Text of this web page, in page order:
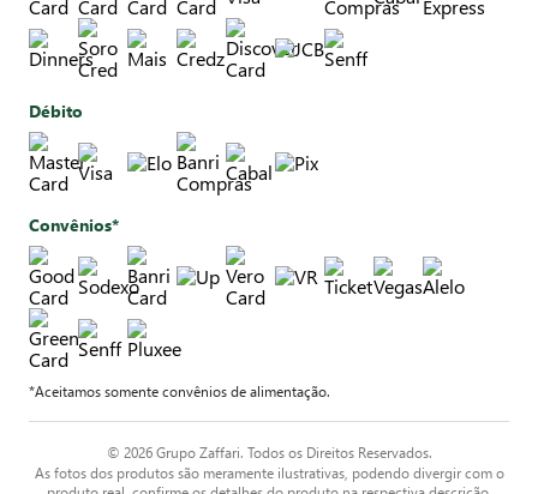
Débito
Convênios*
*Aceitamos somente convênios de alimentação.
© 2026 Grupo Zaffari. Todos os Direitos Reservados.
As fotos dos produtos são meramente ilustrativas, podendo divergir com o